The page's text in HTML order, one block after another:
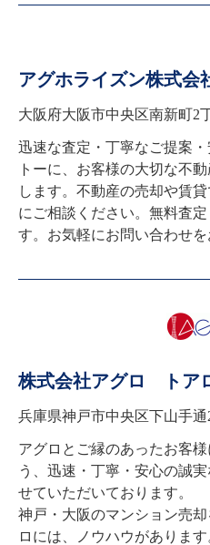
アグホライズン株式
大阪府大阪市中央区南新町2
迅速な査定・丁寧なご提案
トーに、お客様の大切な不
します。不動産の売却や賃
にご相談ください。無料査
す。お気軽にお問い合わせを
株式会社アグロ トア
兵庫県神戸市中央区下山手通
アグロとご縁のあったお客
う、迅速・丁寧・安心の誠
せていただいております。
神戸・大阪のマンション売
ロには、ノウハウがありま